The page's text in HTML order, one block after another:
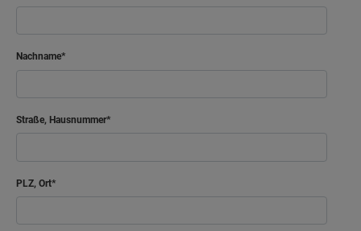
Nachname
Straße, Hausnummer
PLZ, Ort